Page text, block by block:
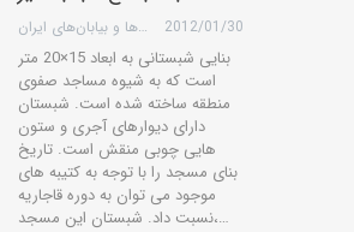
گروه کویرها و بیابان‌های ایران 2012/01/30
بنایی شبستانی به ابعاد 15×20 متر
است که به شیوه مساجد صفوی
منطقه ساخته شده است. شبستان
دارای دیوارهای آجری و ستون
هایی چوبی منقش است. تاریخ
بنای مسجد را با توجه به کتیبه های
موجود می توان به دوره قاجاریه
نسبت داد. شبستان این مسجد،…